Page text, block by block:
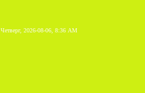
Четверг, 2026-08-06, 8:36 AM